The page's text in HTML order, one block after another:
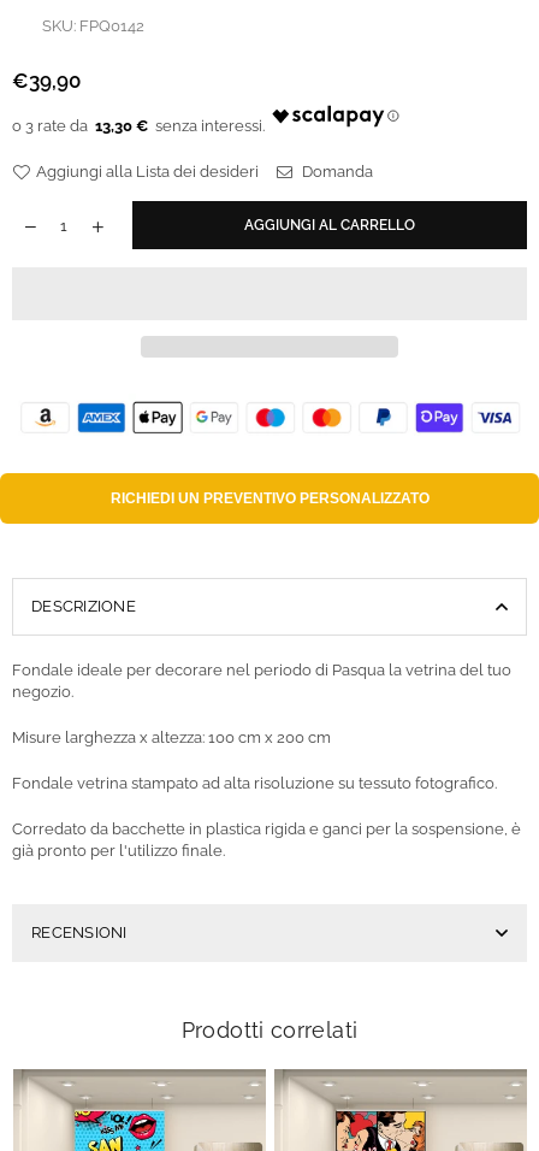
SKU: FPQ0142
Prezzo
€39,90
13,30 €
Aggiungi alla Lista dei desideri Domanda
AGGIUNGI AL CARRELLO
RICHIEDI UN PREVENTIVO PERSONALIZZATO
DESCRIZIONE
Fondale ideale per decorare nel periodo di Pasqua la vetrina del tuo
negozio.
Misure larghezza x altezza: 100 cm x 200 cm
Fondale vetrina stampato ad alta risoluzione su tessuto fotografico.
Corredato da bacchette in plastica rigida e ganci per la sospensione, è
già pronto per l'utilizzo finale.
RECENSIONI
Prodotti correlati